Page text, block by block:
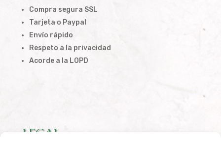
Compra segura SSL
Tarjeta o Paypal
Envío rápido
Respeto a la privacidad
Acorde a la LOPD
LEGAL